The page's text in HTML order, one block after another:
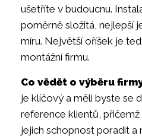
ušetříte v budoucnu.
poměrně složitá, nejlepší
míru. Největší oříšek je
montážní firmu.
Co vědět o výběru
je klíčový a měli byste se
reference klientů,
jejich schopnost poradit a